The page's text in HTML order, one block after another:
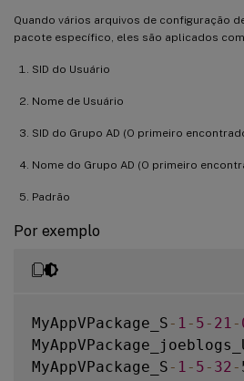
Quando vários arquivos de configuração
pacote específico, eles são aplicados
SID do Usuário
Nome de Usuário
SID do Grupo AD (O primeiro
Nome do Grupo AD (O primeiro
Padrão
Por exemplo
MyAppVPackage_S - 1 - 5 - 21 -
MyAppVPackage_S - 1 - 5 - 32 -